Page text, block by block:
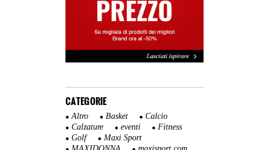
CATEGORIE
Altro Basket
Calcio
Calzature
eventi
Fitness
Golf
Maxi Sport